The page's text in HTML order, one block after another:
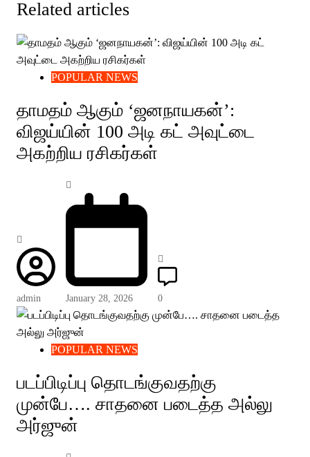
Related articles
POPULAR NEWS
தாமதம் ஆகும் ‘ஜனநாயகன்’:
விஜய்யின் 100 அடி கட் அவுட்டை
அகற்றிய ரசிகர்கள்
admin January 28, 2026 0
POPULAR NEWS
படப்பிடிப்பு தொடங்குவதற்கு
முன்பே…. சாதனை படைத்த அல்லு
அர்ஜுன்